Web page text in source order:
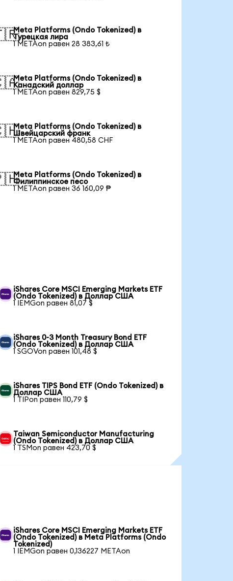
Meta Platforms (Ondo Tokenized) в
Турецкая лира
1 METAon равен 28 383,61 ₺
Meta Platforms (Ondo Tokenized) в
Канадский доллар
1 METAon равен 829,75 $
Meta Platforms (Ondo Tokenized) в
Швейцарский франк
1 METAon равен 480,58 CHF
Meta Platforms (Ondo Tokenized) в
Филиппинское песо
1 METAon равен 36 160,09 ₱
iShares Core MSCI Emerging Markets ETF
(Ondo Tokenized) в Доллар США
1 IEMGon равен 81,07 $
iShares 0-3 Month Treasury Bond ETF
(Ondo Tokenized) в Доллар США
1 SGOVon равен 101,48 $
iShares TIPS Bond ETF (Ondo Tokenized) в
Доллар США
1 TIPon равен 110,79 $
Taiwan Semiconductor Manufacturing
(Ondo Tokenized) в Доллар США
1 TSMon равен 423,70 $
iShares Core MSCI Emerging Markets ETF
(Ondo Tokenized) в Meta Platforms (Ondo
Tokenized)
1 IEMGon равен 0,136227 METAon